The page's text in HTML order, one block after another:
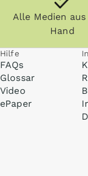
Alle Medien aus
Hand
Hilfe
FAQs
Glossar
Video
ePaper